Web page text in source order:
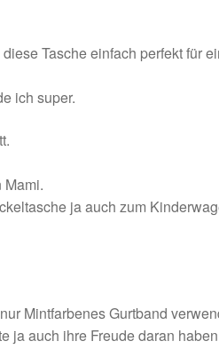
Tasche einfach perfekt für
ich super.
Mami.
ja auch zum
Mintfarbenes Gurtband
ja auch ihre Freude daran